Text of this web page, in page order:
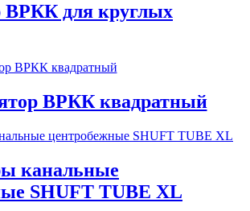
ВРКК для круглых
ВРКК квадратный
канальные
SHUFT TUBE XL